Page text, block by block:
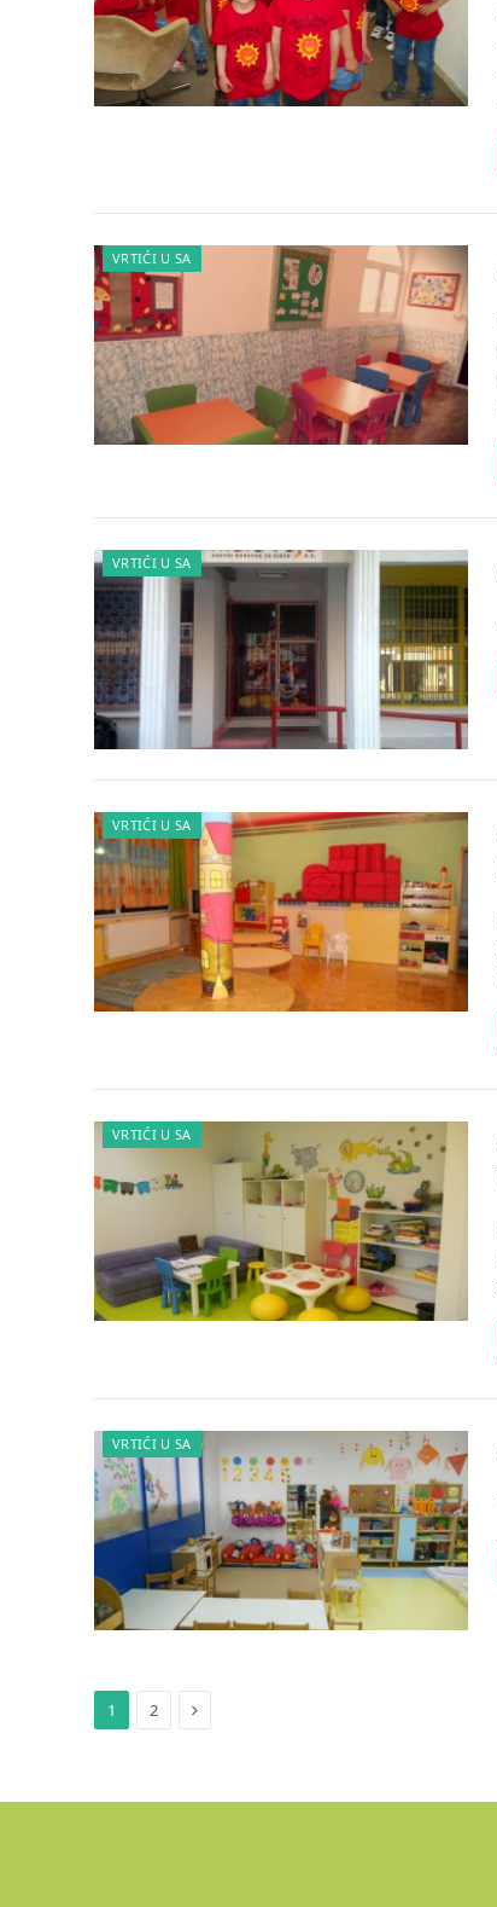
VRTIĆI U SA
VRTIĆI U SA
VRTIĆI U SA
VRTIĆI U SA
VRTIĆI U SA
1 2 Next